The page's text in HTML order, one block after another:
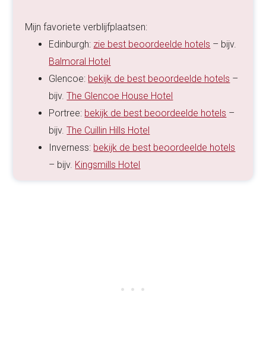
Mijn favoriete verblijfplaatsen:
Edinburgh: zie best beoordeelde hotels – bijv.
Balmoral Hotel
Glencoe: bekijk de best beoordeelde hotels –
bijv.The Glencoe House Hotel
Portree: bekijk de best beoordeelde hotels –
bijv.The Cuillin Hills Hotel
Inverness: bekijk de best beoordeelde hotels
– bijv. Kingsmills Hotel